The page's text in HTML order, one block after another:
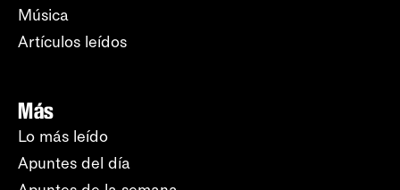
Música
Artículos leídos
Más
Lo más leído
Apuntes del día